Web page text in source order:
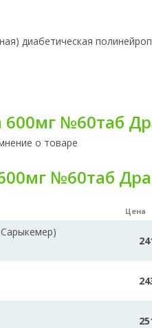
диабетическая
№60таб
о товаре
№60таб
Цена